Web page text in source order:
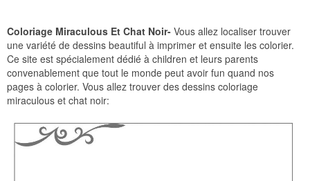
Coloriage Miraculous Et Chat Noir- Vous allez localiser trouver
une variété de dessins beautiful à imprimer et ensuite les colorier.
Ce site est spécialement dédié à children et leurs parents
convenablement que tout le monde peut avoir fun quand nos
pages à colorier. Vous allez trouver des dessins coloriage
miraculous et chat noir: